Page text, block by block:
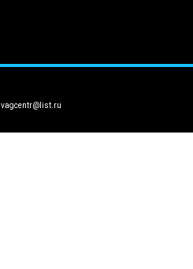
vagcentr@list.ru